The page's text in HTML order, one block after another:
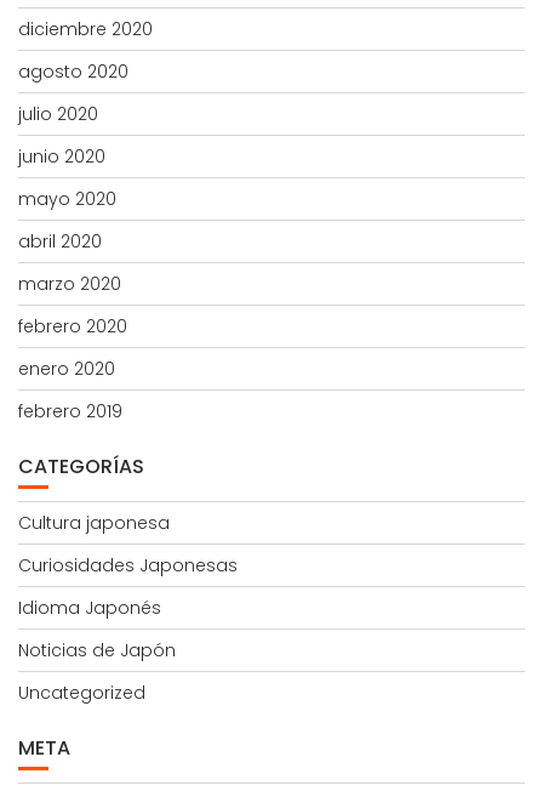
diciembre 2020
agosto 2020
julio 2020
junio 2020
mayo 2020
abril 2020
marzo 2020
febrero 2020
enero 2020
febrero 2019
CATEGORÍAS
Cultura japonesa
Curiosidades Japonesas
Idioma Japonés
Noticias de Japón
Uncategorized
META